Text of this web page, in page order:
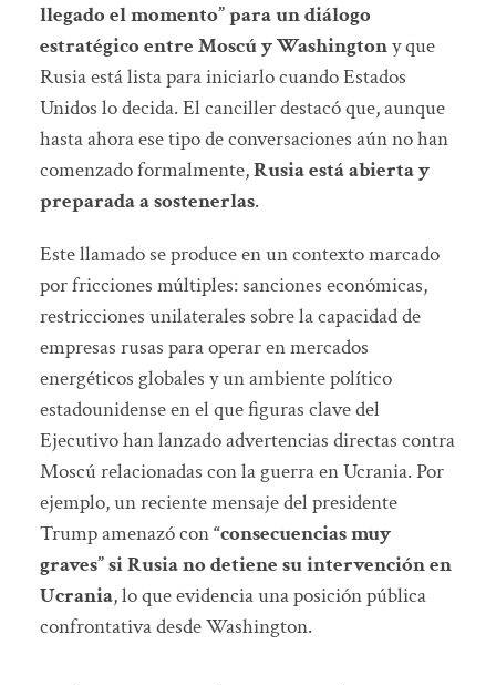
llegado el momento” para un diálogo
estratégico entre Moscú y Washingtony que
Rusia está lista para iniciarlo cuando Estados
Unidos lo decida. El canciller destacó que, aunque
hasta ahora ese tipo de conversaciones aún no han
comenzado formalmente,Rusia está abierta y
preparada a sostenerlas.
Este llamado se produce en un contexto marcado
por fricciones múltiples: sanciones económicas,
restricciones unilaterales sobre la capacidad de
empresas rusas para operar en mercados
energéticos globales y un ambiente político
estadounidense en el que figuras clave del
Ejecutivo han lanzado advertencias directas contra
Moscú relacionadas con la guerra en Ucrania. Por
ejemplo, un reciente mensaje del presidente
Trump amenazó con“consecuencias muy
graves” si Rusia no detiene su intervención en
Ucrania, lo que evidencia una posición pública
confrontativa desde Washington.